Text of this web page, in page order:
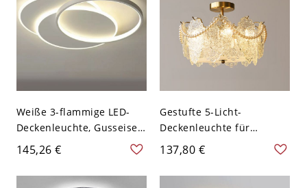
Dreistufiges Dimmen
Weiße 3-flammige LED-
Deckenleuchte, Gusseisen
mit Kunststoffschirm,
helles Licht, 110V-120V
145,26 €
Gestufte 5-Licht-
Deckenleuchte für
stilvolle Beleuchtung,
110V-120V, 16"
137,80 €